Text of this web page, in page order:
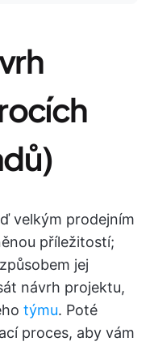
velkým prodejním
příležitostí;
jej
návrh projektu,
týmu. Poté
proces, aby vám